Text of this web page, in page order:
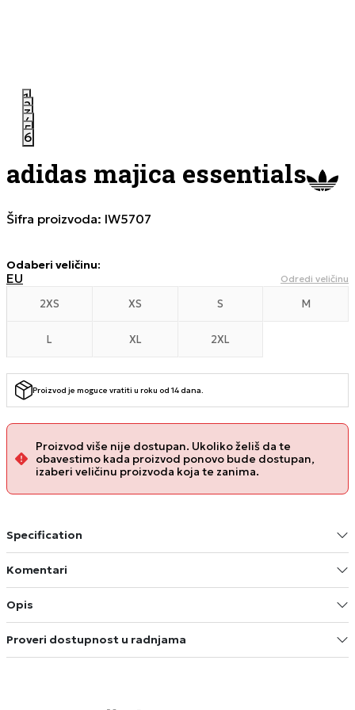
1
2
3
4
5
6
adidas majica essentials
Šifra proizvoda: IW5707
Odaberi veličinu:
EU Odredi veličinu
2XS XS S M
L XL 2XL
Proizvod je moguce vratiti u roku od 14 dana.
Proizvod više nije dostupan. Ukoliko želiš da te
obavestimo kada proizvod ponovo bude dostupan,
izaberi veličinu proizvoda koja te zanima.
Specification
Komentari
Opis
Proveri dostupnost u radnjama